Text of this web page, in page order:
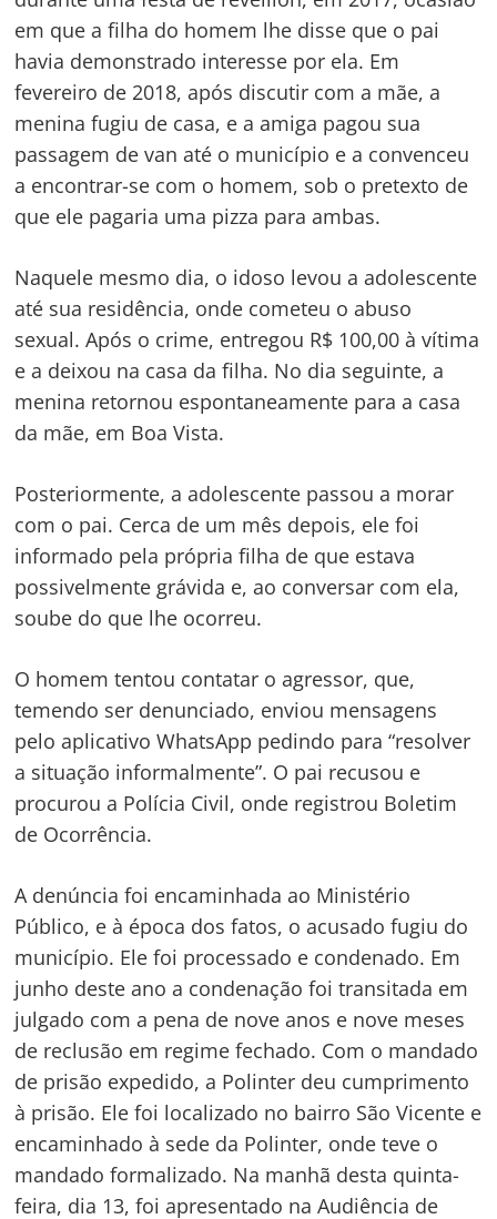
em que a filha do homem lhe disse que o pai
havia demonstrado interesse por ela. Em
fevereiro de 2018, após discutir com a mãe, a
menina fugiu de casa, e a amiga pagou sua
passagem de van até o município e a convenceu
a encontrar-se com o homem, sob o pretexto de
que ele pagaria uma pizza para ambas.
Naquele mesmo dia, o idoso levou a adolescente
até sua residência, onde cometeu o abuso
sexual. Após o crime, entregou R$ 100,00 à vítima
e a deixou na casa da filha. No dia seguinte, a
menina retornou espontaneamente para a casa
da mãe, em Boa Vista.
Posteriormente, a adolescente passou a morar
com o pai. Cerca de um mês depois, ele foi
informado pela própria filha de que estava
possivelmente grávida e, ao conversar com ela,
soube do que lhe ocorreu.
O homem tentou contatar o agressor, que,
temendo ser denunciado, enviou mensagens
pelo aplicativo WhatsApp pedindo para “resolver
a situação informalmente”. O pai recusou e
procurou a Polícia Civil, onde registrou Boletim
de Ocorrência.
A denúncia foi encaminhada ao Ministério
Público, e à época dos fatos, o acusado fugiu do
município. Ele foi processado e condenado. Em
junho deste ano a condenação foi transitada em
julgado com a pena de nove anos e nove meses
de reclusão em regime fechado. Com o mandado
de prisão expedido, a Polinter deu cumprimento
à prisão. Ele foi localizado no bairro São Vicente e
encaminhado à sede da Polinter, onde teve o
mandado formalizado. Na manhã desta quinta-
feira, dia 13, foi apresentado na Audiência de
de
Post